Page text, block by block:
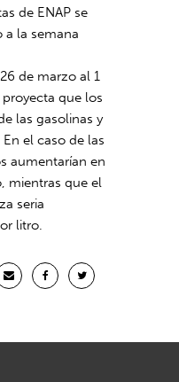
de ENAP se
a la semana
de marzo al 1
que los
las gasolinas y
el caso de las
aumentarían en
mientras que el
seria
litro.